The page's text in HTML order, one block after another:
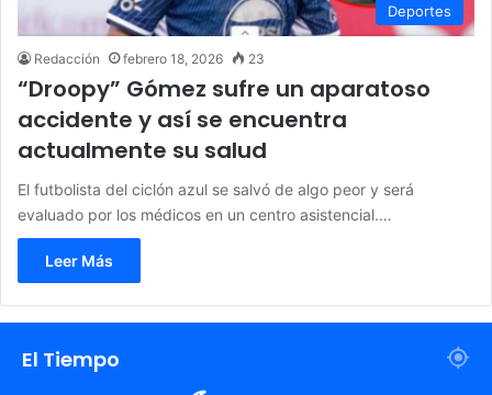
Deportes
Redacción febrero 18, 2026 23
“Droopy” Gómez sufre un aparatoso
accidente y así se encuentra
actualmente su salud
El futbolista del ciclón azul se salvó de algo peor y será
evaluado por los médicos en un centro asistencial.…
Leer Más
El Tiempo